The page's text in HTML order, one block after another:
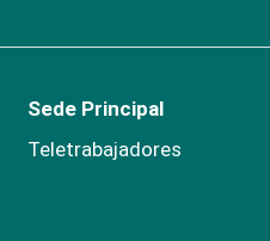
Sede Principal
Teletrabajadores